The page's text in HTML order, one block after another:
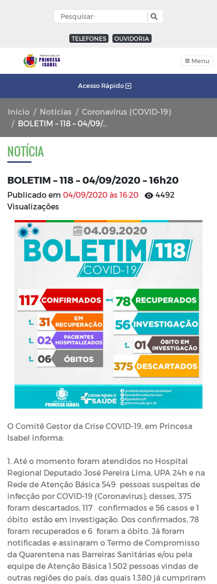
TELEFONES OUVIDORIA
Menu
Acesso Rápido
Início Notícias
Coronavírus (COVID-19)
BOLETIM – 118 – 04/09/2020 – 16h20
NOTÍCIA
BOLETIM – 118 – 04/09/2020 – 16h20
Publicado em 04/09/2020 às 16:20
4492
Visualizações
O Comitê Gestor da Crise COVID-19, em Princesa
Isabel informa:
1. Até o momento foram atendidos no Hospital
Regional Deputado José Pereira Lima, UPA 24h e na
Rede de Atenção Básica 549 pessoas suspeitas de
infecção por COVID-19 (Coronavírus); desses, 375
foram descartados, 117 confirmados e 56 casos e 1
óbito estão em investigação. Dos confirmados, 78
foram recuperados e 6 foram a óbito. Já foram
notificadas e assinaram o Termo de Compromisso
da Quarentena nas Barreiras Sanitárias e/ou pela
equipe de Atenção Básica 1.502 pessoas vindas de
outras regiões do país, das quais 1.380 já cumpriram